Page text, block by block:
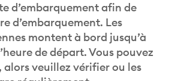
d’embarquement. Les
montent à bord jusqu’à
de départ. Vous pouvez
alors veuillez vérifier ou les
régulièrement.